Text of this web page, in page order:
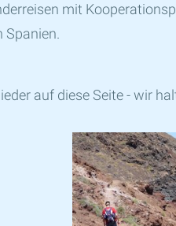
mit
auf diese Seite - wir